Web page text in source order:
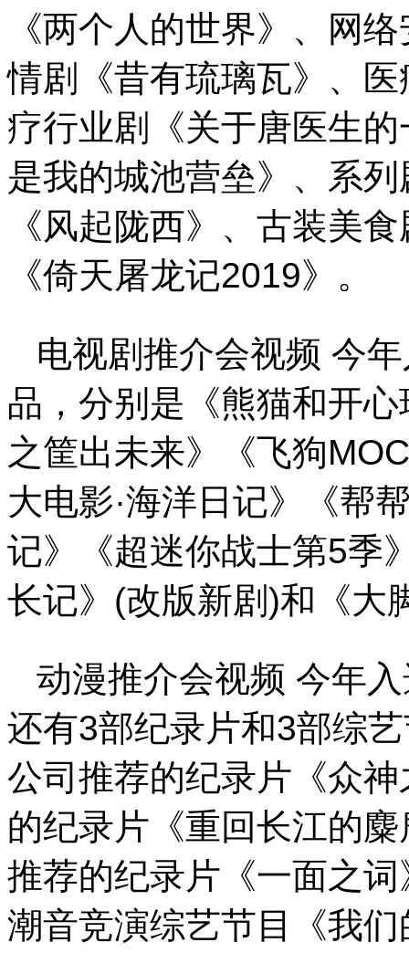
《两个人的世界》、网
情剧《昔有琉璃瓦》、
疗行业剧《关于唐医生
是我的城池营垒》、系
《风起陇西》、古装美
《倚天屠龙记2019》。
电视剧推介会视频 今
品，分别是《熊猫和开
之筐出未来》《飞狗
大电影·海洋日记》《帮
记》《超迷你战士第5季
长记》(改版新剧)和《大
动漫推介会视频 今年
还有3部纪录片和3部综
公司推荐的纪录片《众
的纪录片《重回长江的
推荐的纪录片《一面之
潮音竞演综艺节目《我